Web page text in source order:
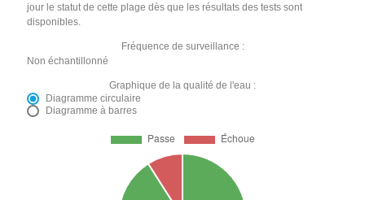
jour le statut de cette plage dès que les résultats des tests sont
disponibles.
Fréquence de surveillance :
Non échantillonné
Graphique de la qualité de l'eau :
Diagramme circulaire
Diagramme à barres